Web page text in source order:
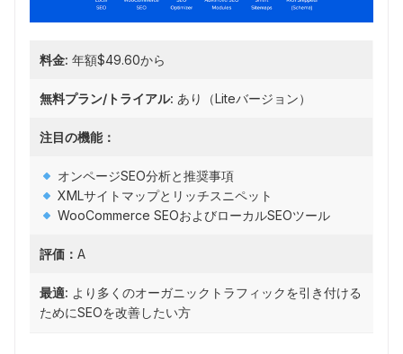
料金: 年額$49.60から
無料プラン/トライアル: あり（Liteバージョン）
注目の機能：
オンページSEO分析と推奨事項
XMLサイトマップとリッチスニペット
WooCommerce SEOおよびローカルSEOツール
評価： A
最適: より多くのオーガニックトラフィックを引き付ける
ためにSEOを改善したい方